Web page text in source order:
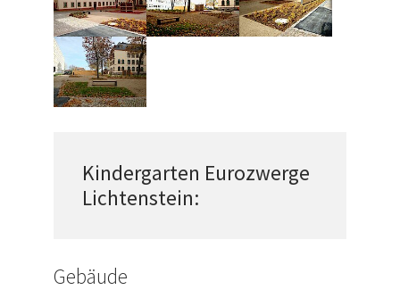
Kindergarten Eurozwerge
Lichtenstein:
Gebäude